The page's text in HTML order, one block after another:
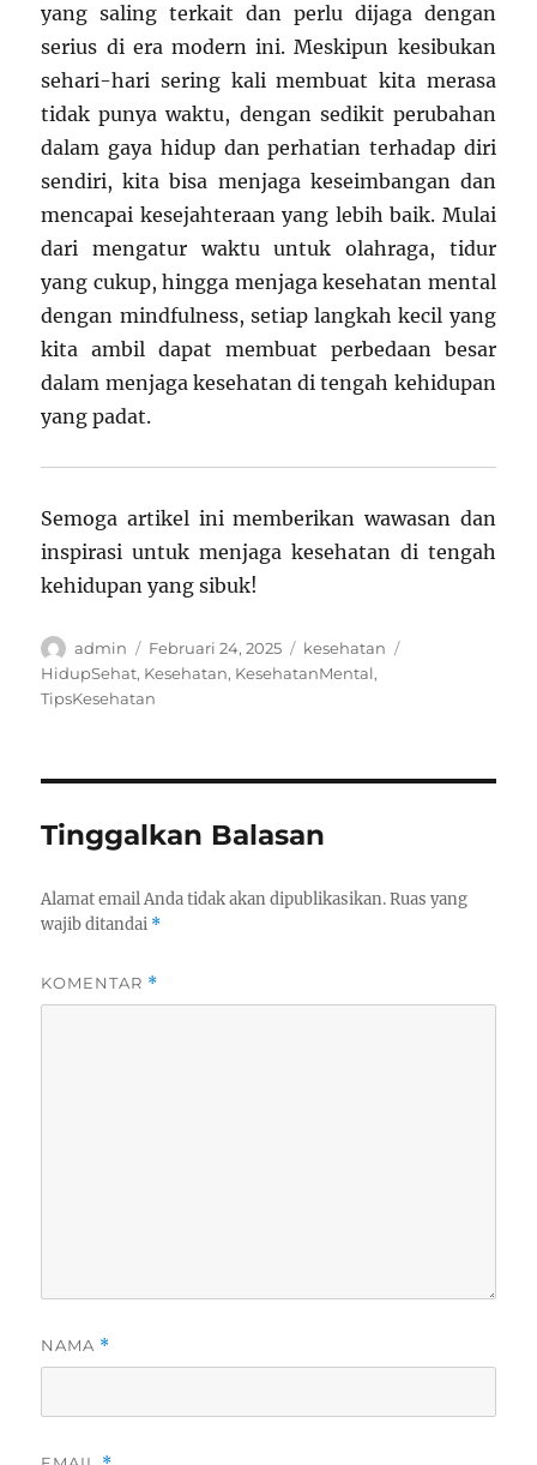
yang saling terkait dan perlu dijaga dengan
serius di era modern ini. Meskipun kesibukan
sehari-hari sering kali membuat kita merasa
tidak punya waktu, dengan sedikit perubahan
dalam gaya hidup dan perhatian terhadap diri
sendiri, kita bisa menjaga keseimbangan dan
mencapai kesejahteraan yang lebih baik. Mulai
dari mengatur waktu untuk olahraga, tidur
yang cukup, hingga menjaga kesehatan mental
dengan mindfulness, setiap langkah kecil yang
kita ambil dapat membuat perbedaan besar
dalam menjaga kesehatan di tengah kehidupan
yang padat.
Semoga artikel ini memberikan wawasan dan
inspirasi untuk menjaga kesehatan di tengah
kehidupan yang sibuk!
Author
admin
Posted
on
Februari 24, 2025 Categories
kesehatan
HidupSehat, Kesehatan, KesehatanMental,
TipsKesehatan
Tinggalkan Balasan
Alamat email Anda tidak akan dipublikasikan. Ruas yang
wajib ditandai *
KOMENTAR *
NAMA *